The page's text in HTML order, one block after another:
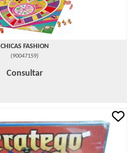
CHICAS FASHION
(90047159)
Consultar